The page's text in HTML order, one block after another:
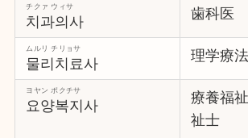
치과의사
チクァ ウィサ 歯科医
물리치료사
ムルリ チリョサ 理学療
요양복지사
ヨヤン ポクチサ
療養福
祉士